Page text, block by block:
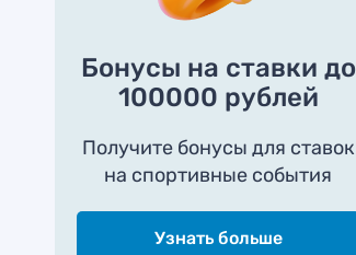
Бонусы на ставки до
100000 рублей
Получите бонусы для ставок
на спортивные события
Узнать больше